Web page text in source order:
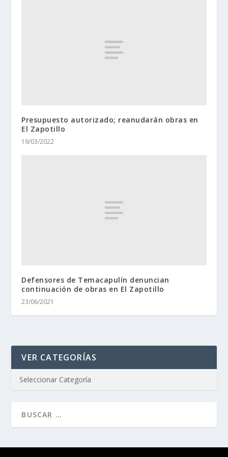
Presupuesto autorizado; reanudarán obras en
El Zapotillo
19/03/2022
Defensores de Temacapulín denuncian
continuación de obras en El Zapotillo
23/06/2021
VER CATEGORÍAS